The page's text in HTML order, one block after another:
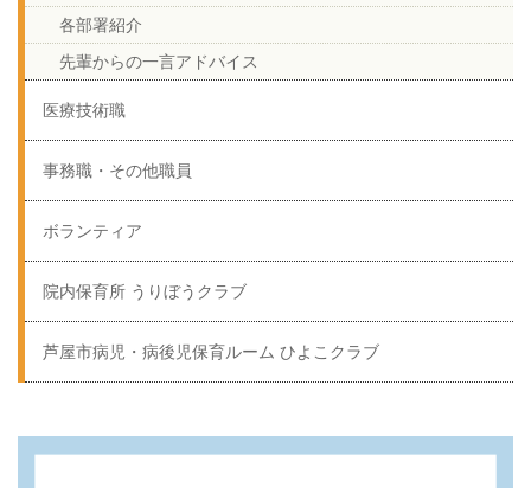
各部署紹介
先輩からの一言アドバイス
医療技術職
事務職・その他職員
ボランティア
院内保育所 うりぼうクラブ
芦屋市病児・病後児保育ルーム ひよこクラブ